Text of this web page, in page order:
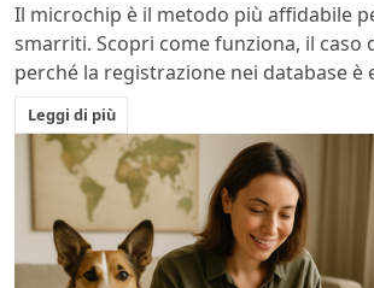
Il microchip è il metodo più affidabile
smarriti. Scopri come funziona, il caso
perché la registrazione nei database è
Leggi di più